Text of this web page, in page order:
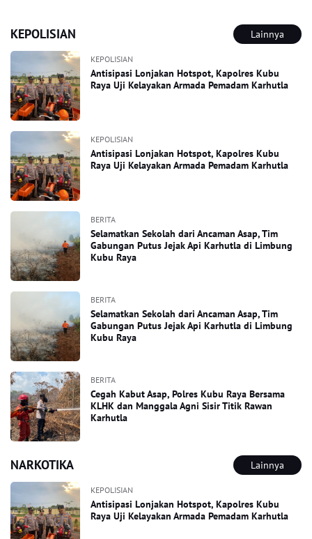
KEPOLISIAN Lainnya
KEPOLISIAN
Antisipasi Lonjakan Hotspot, Kapolres Kubu
Raya Uji Kelayakan Armada Pemadam Karhutla
KEPOLISIAN
Antisipasi Lonjakan Hotspot, Kapolres Kubu
Raya Uji Kelayakan Armada Pemadam Karhutla
BERITA
Selamatkan Sekolah dari Ancaman Asap, Tim
Gabungan Putus Jejak Api Karhutla di Limbung
Kubu Raya
BERITA
Selamatkan Sekolah dari Ancaman Asap, Tim
Gabungan Putus Jejak Api Karhutla di Limbung
Kubu Raya
BERITA
Cegah Kabut Asap, Polres Kubu Raya Bersama
KLHK dan Manggala Agni Sisir Titik Rawan
Karhutla
NARKOTIKA Lainnya
KEPOLISIAN
Antisipasi Lonjakan Hotspot, Kapolres Kubu
Raya Uji Kelayakan Armada Pemadam Karhutla